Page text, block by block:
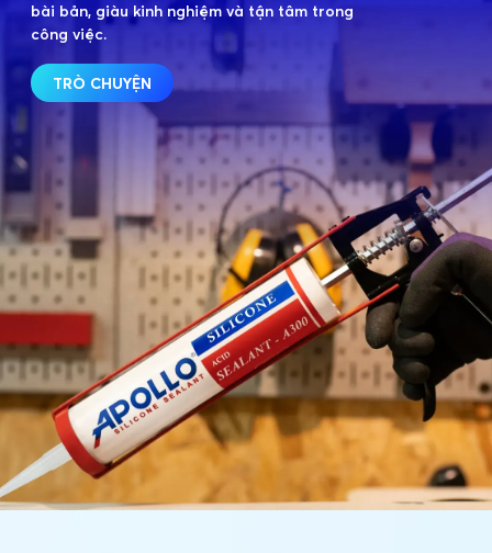
bài bản, giàu kinh nghiệm và tận tâm trong
công việc.
TRÒ CHUYỆN